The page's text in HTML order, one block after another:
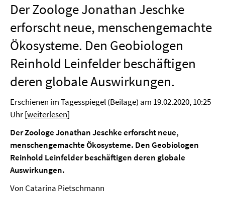
Der Zoologe Jonathan Jeschke
erforscht neue, menschengemachte
Ökosysteme. Den Geobiologen
Reinhold Leinfelder beschäftigen
deren globale Auswirkungen.
Erschienen im Tagesspiegel (Beilage) am 19.02.2020, 10:25
Uhr [weiterlesen]
Der Zoologe Jonathan Jeschke erforscht neue,
menschengemachte Ökosysteme. Den Geobiologen
Reinhold Leinfelder beschäftigen deren globale
Auswirkungen.
Von Catarina Pietschmann